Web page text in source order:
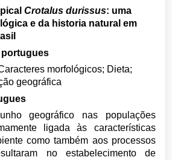
Crotalus durissus: uma
e da historia natural em
portugues
morfológicos; Dieta;
geográfica
geográfico nas populações
ligada às características
como também aos processos
no estabelecimento de